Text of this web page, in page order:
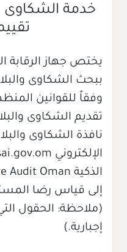
خدمة الشكاوى
يختص جهاز الرقابة
ببحث الشكاوى
وفقاً للقوانين
تقديم الشكاوى
نافذة الشكاوى
إلى قياس رضا
(ملاحظة: الحقول
إجبارية.)